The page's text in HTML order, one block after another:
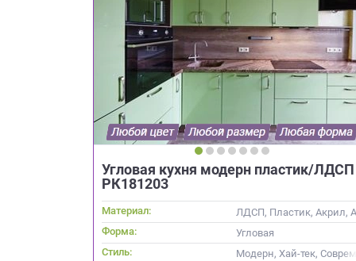
Угловая кухня модерн пластик/ЛДСП
РК181203
Материал:
ЛДСП, Пластик, Акрил,
Форма:
Угловая
Стиль:
Модерн, Хай-тек,
с